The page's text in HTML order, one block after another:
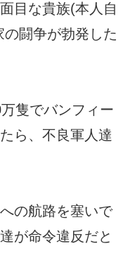
目な貴族(本人自
闘争が勃発した
隻でバンフィー
ら、不良軍人達
の航路を塞いで
が命令違反だと